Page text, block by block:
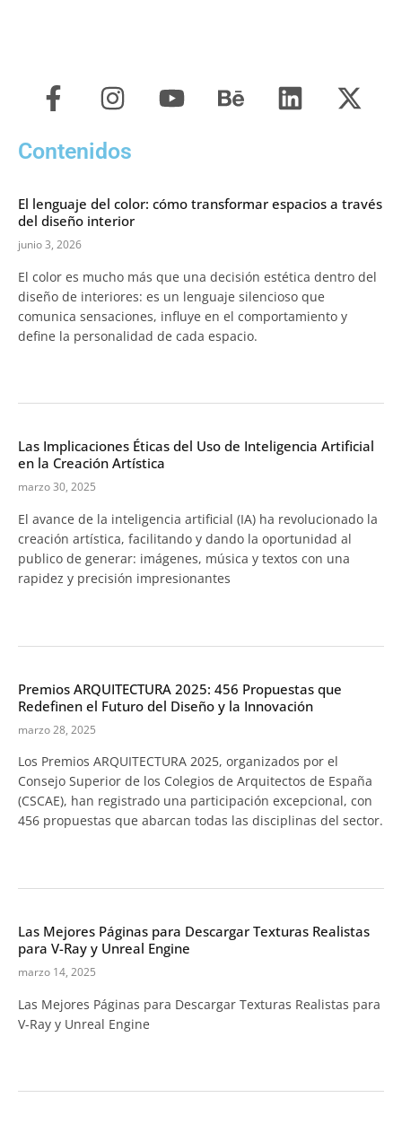
F
a
c
e
o
o
k
-
f
I
n
t
g
a
m
Y
o
b
B
e
c
L
i
d
n
X
-
t
e
r
Contenidos
El lenguaje del color: cómo transformar espacios a través
del diseño interior
junio 3, 2026
El color es mucho más que una decisión estética dentro del
diseño de interiores: es un lenguaje silencioso que
comunica sensaciones, influye en el comportamiento y
define la personalidad de cada espacio.
Las Implicaciones Éticas del Uso de Inteligencia Artificial
en la Creación Artística
marzo 30, 2025
El avance de la inteligencia artificial (IA) ha revolucionado la
creación artística, facilitando y dando la oportunidad al
publico de generar: imágenes, música y textos con una
rapidez y precisión impresionantes
Premios ARQUITECTURA 2025: 456 Propuestas que
Redefinen el Futuro del Diseño y la Innovación
marzo 28, 2025
Los Premios ARQUITECTURA 2025, organizados por el
Consejo Superior de los Colegios de Arquitectos de España
(CSCAE), han registrado una participación excepcional, con
456 propuestas que abarcan todas las disciplinas del sector.
Las Mejores Páginas para Descargar Texturas Realistas
para V-Ray y Unreal Engine
marzo 14, 2025
Las Mejores Páginas para Descargar Texturas Realistas para
V-Ray y Unreal Engine